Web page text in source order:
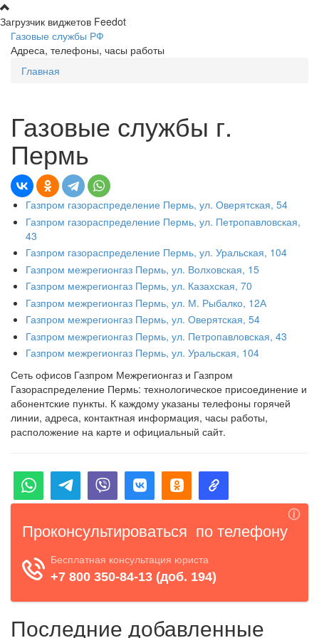
Перейти к основному содержанию
Загрузчик виджетов Feedot
Газовые службы РФ
Адреса, телефоны, часы работы
Вы здесь
Главная
Газовые службы г.
Пермь
Газпром газораспределение Пермь, ул. Оверятская, 54
Газпром газораспределение Пермь, ул. Петропавловская,
43
Газпром газораспределение Пермь, ул. Уральская, 104
Газпром межрегионгаз Пермь, ул. Волховская, 15
Газпром межрегионгаз Пермь, ул. Казахская, 70
Газпром межрегионгаз Пермь, ул. М. Рыбалко, 12А
Газпром межрегионгаз Пермь, ул. Оверятская, 54
Газпром межрегионгаз Пермь, ул. Петропавловская, 43
Газпром межрегионгаз Пермь, ул. Уральская, 104
Сеть офисов Газпром Межрегионгаз и Газпром
Газораспределение Пермь: технологическое присоединение и
абонентские пункты. К каждому указаны телефоны горячей
линии, адреса, контактная информация, часы работы,
расположение на карте и официальный сайт.
Последние добавленные